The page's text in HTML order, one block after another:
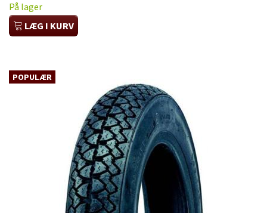
På lager
LÆG I KURV
POPULÆR